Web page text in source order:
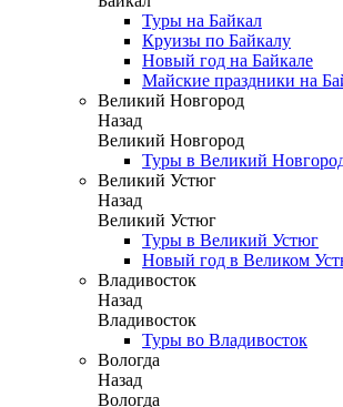
Туры на Байкал
Круизы по Байкалу
Новый год на Байкале
Майские праздники на
Великий Новгород
Назад
Великий Новгород
Туры в Великий
Великий Устюг
Назад
Великий Устюг
Туры в Великий Устюг
Новый год в Великом
Владивосток
Назад
Владивосток
Туры во Владивосток
Вологда
Назад
Вологда